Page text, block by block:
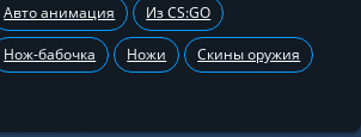
Авто анимация Из CS:GO
Нож-бабочка Ножи Скины оружия